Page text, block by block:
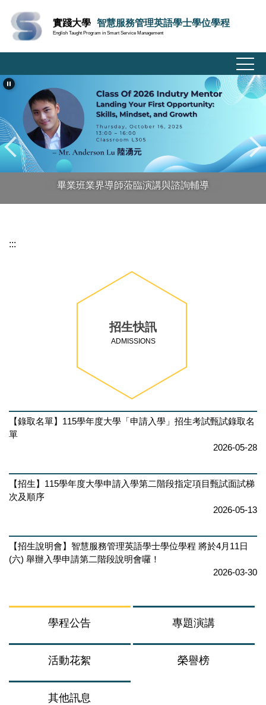
到
主
要
容
實踐大學 智慧服務管理英語學士學位學程
English Taught Program in Smart Service Management
畢業班業界導師蒞臨演講與諮詢輔導
:::
招生快訊
ADMISSIONS
【錄取名單】115學年度大學「申請入學」招生考試甄試錄取名
單
2026-05-28
【招生】115學年度大學申請入學第二階段指定項目甄試面試梯
次及順序
2026-05-13
【招生說明會】智慧服務管理英語學士學位學程 將於4月11日
(六) 舉辦入學申請第二階段說明會囉！
2026-03-30
學程公告 專題演講
活動花絮 榮譽榜
其他訊息